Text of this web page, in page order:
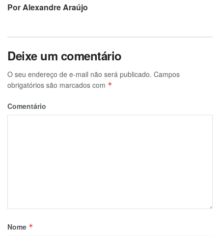
Por Alexandre Araújo
Deixe um comentário
O seu endereço de e-mail não será publicado. Campos
obrigatórios são marcados com *
Comentário
Nome *